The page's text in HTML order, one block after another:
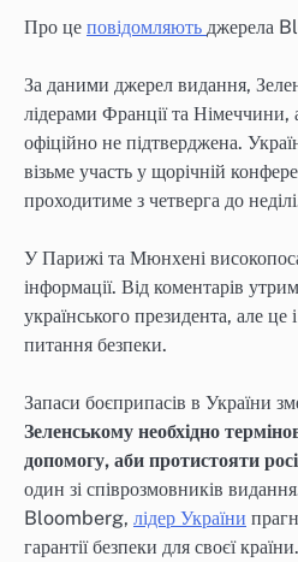
Про це повідомляють джерела
За даними джерел видання,
лідерами Франції та Німеччини,
офіційно не підтверджена.
візьме участь у щорічній
проходитиме з четверга до
У Парижі та Мюнхені
інформації. Від коментарів
українського президента, але це
питання безпеки.
Запаси боєприпасів в України
Зеленському необхідно
допомогу, аби протистояти
один зі співрозмовників
Bloomberg, лідер України
гарантії безпеки для своєї країни.